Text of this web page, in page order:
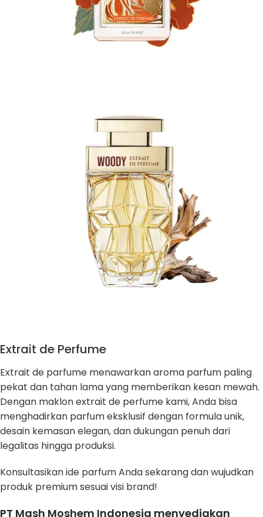
Extrait de Perfume
Extrait de parfume menawarkan aroma parfum paling
pekat dan tahan lama yang memberikan kesan mewah.
Dengan maklon extrait de perfume kami, Anda bisa
menghadirkan parfum eksklusif dengan formula unik,
desain kemasan elegan, dan dukungan penuh dari
legalitas hingga produksi.
Konsultasikan ide parfum Anda sekarang dan wujudkan
produk premium sesuai visi brand!
PT Mash Moshem Indonesia menyediakan